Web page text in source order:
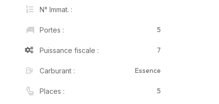
N° Immat. :
Portes : 5
Puissance fiscale : 7
Carburant : Essence
Places : 5